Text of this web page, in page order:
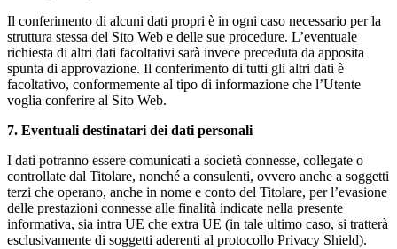
Il conferimento di alcuni dati propri è in ogni caso necessario per la
struttura stessa del Sito Web e delle sue procedure. L’eventuale
richiesta di altri dati facoltativi sarà invece preceduta da apposita
spunta di approvazione. Il conferimento di tutti gli altri dati è
facoltativo, conformemente al tipo di informazione che l’Utente
voglia conferire al Sito Web.
7. Eventuali destinatari dei dati personali
I dati potranno essere comunicati a società connesse, collegate o
controllate dal Titolare, nonché a consulenti, ovvero anche a soggetti
terzi che operano, anche in nome e conto del Titolare, per l’evasione
delle prestazioni connesse alle finalità indicate nella presente
informativa, sia intra UE che extra UE (in tale ultimo caso, si tratterà
esclusivamente di soggetti aderenti al protocollo Privacy Shield).